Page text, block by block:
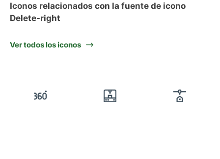
Iconos relacionados con la fuente de icono
Delete-right
Ver todos los iconos